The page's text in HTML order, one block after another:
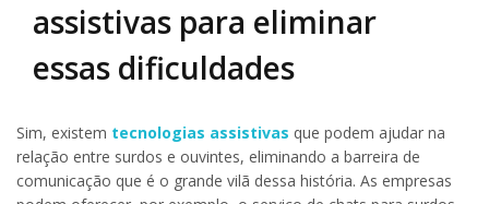
assistivas para eliminar
essas dificuldades
Sim, existem tecnologias assistivas que podem ajudar na
relação entre surdos e ouvintes, eliminando a barreira de
comunicação que é o grande vilã dessa história. As empresas